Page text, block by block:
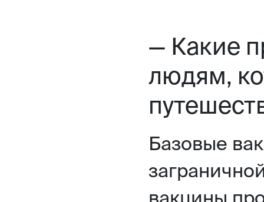
— Какие
людям,
Базовые
вакцины